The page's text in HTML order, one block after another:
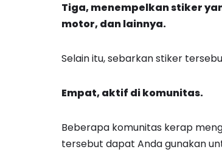
Tiga, menempelkan stiker
motor, dan lainnya.
Selain itu, sebarkan stiker
Empat, aktif di komunitas.
Beberapa komunitas kerap
tersebut dapat Anda gunakan